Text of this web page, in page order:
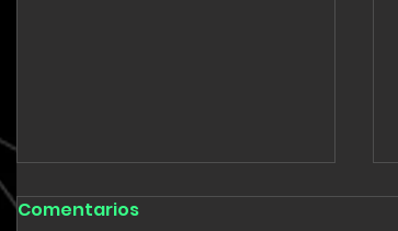
Comentarios